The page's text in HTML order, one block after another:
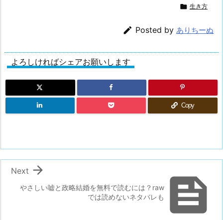
 生き方
 Posted by ありちーぬ
よろしければシェアお願いします
Copy

やさしい嘘と政略結婚を無料で読むには？raw
では読めないネタバレも

Next